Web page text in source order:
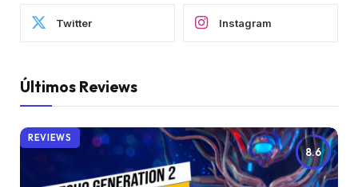
Twitter Instagram
Últimos Reviews
8.6
REVIEWS